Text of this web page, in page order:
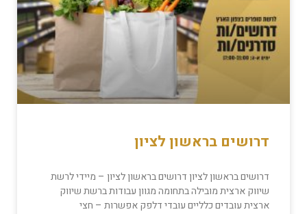
דרושים בראשון לציון
דרושים בראשון לציון דרושים בראשון לציון – מיידי לרשת
שיווק ארצית מובילה בתחומה מגוון עבודות ברשת שיווק
ארצית עובדים כלליים עובדי דלפק אפשרות – חצי